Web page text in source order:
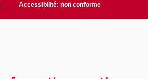
Accessibilité: non conforme